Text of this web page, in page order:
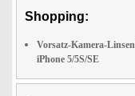
Shopping:
Vorsatz-Kamera-
iPhone 5/5S/SE